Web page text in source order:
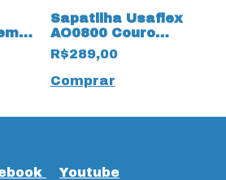
Sapatilha Usaflex
AO0800 Couro
Natural 19685 Vanilla
Bege
R$289,00
Comprar
Youtube